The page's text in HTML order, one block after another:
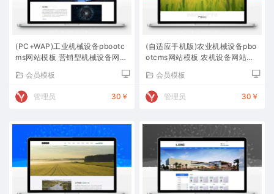
(PC+WAP)工业机械设备pbootc
ms网站模板 营销型机械设备网站
会员模板
管理员 30￥
(自适应手机版)农业机械设备pbo
otcms网站模板 农机设备网站源
会员模板
管理员 30￥